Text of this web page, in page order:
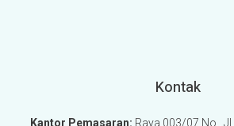
Kontak
Kantor Pemasaran: Raya 003/07 No.,